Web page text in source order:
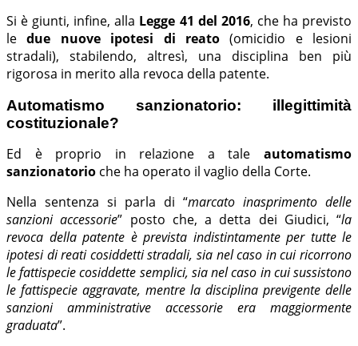
Si è giunti, infine, alla Legge 41 del 2016, che ha previsto
ledue nuove ipotesi di reato(omicidio e lesioni
stradali), stabilendo, altresì, una disciplina ben più
rigorosa in merito alla revoca della patente.
Automatismo sanzionatorio: illegittimità
costituzionale?
Ed è proprio in relazione a tale automatismo
sanzionatorio che ha operato il vaglio della Corte.
Nella sentenza si parla di “marcato inasprimento delle
sanzioni accessorie” posto che, a detta dei Giudici, “la
revoca della patente è prevista indistintamente per tutte le
ipotesi di reati cosiddetti stradali, sia nel caso in cui ricorrono
le fattispecie cosiddette semplici, sia nel caso in cui sussistono
le fattispecie aggravate, mentre la disciplina previgente delle
sanzioni amministrative accessorie era maggiormente
graduata”.